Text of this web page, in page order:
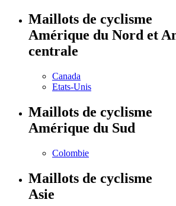
Maillots de cyclisme
Amérique du Nord et
centrale
Canada
Etats-Unis
Maillots de cyclisme
Amérique du Sud
Colombie
Maillots de cyclisme
Asie